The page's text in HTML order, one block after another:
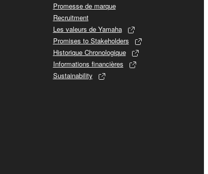
Promesse de marque
Recruitment
Les valeurs de Yamaha
Promises to Stakeholders
Historique Chronologique
Informations financières
Sustainability